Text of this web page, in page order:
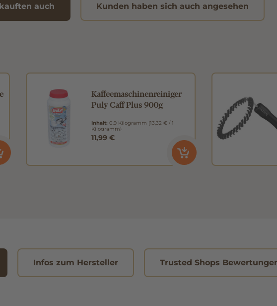
auch Kunden haben sich auch angesehen
Kaffeemaschinenreiniger
Puly Caff Plus 900g
Inhalt: 0.9 Kilogramm (13,32 € / 1
Kilogramm)
11,99 €
Infos zum Hersteller Trusted Shops